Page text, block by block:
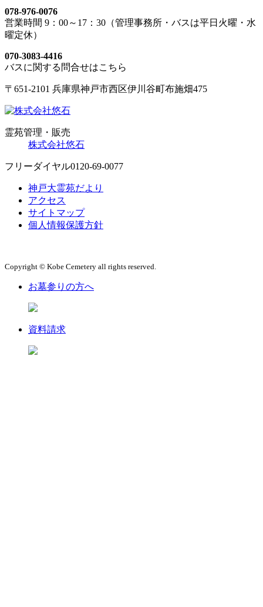
078-976-0076
営業時間 9：00～17：30（管理事務所・バスは平日火曜・水
曜定休）
070-3083-4416
バスに関する問合せはこちら
〒651-2101 兵庫県神戸市西区伊川谷町布施畑475
霊苑管理・販売
株式会社悠石
フリーダイヤル0120-69-0077
神戸大霊苑だより
アクセス
サイトマップ
個人情報保護方針
Copyright © Kobe Cemetery all rights reserved.
お墓参りの方へ
資料請求